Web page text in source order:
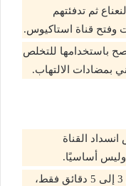
ثم تدفئتهم
وفتح قناة استاكيوس.
باستخدامها للتخلص
بمضادات الالتهاب.
القناة
وليس أساسيًا.
يتم عمل الحجامة لمدة تتراوح من 3 إلى 5 دقائق فقط،